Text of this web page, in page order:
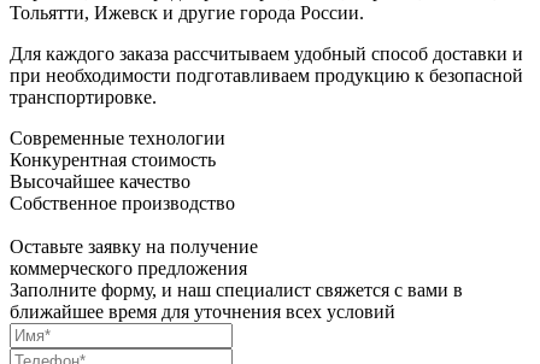
Тольятти, Ижевск и другие города России.
Для каждого заказа рассчитываем удобный способ доставки и
при необходимости подготавливаем продукцию к безопасной
транспортировке.
Современные технологии
Конкурентная стоимость
Высочайшее качество
Собственное производство
Оставьте заявку на получение
коммерческого предложения
Заполните форму, и наш специалист свяжется с вами в
ближайшее время для уточнения всех условий